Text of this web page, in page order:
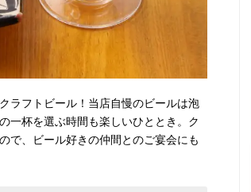
ラフトビール！当店自慢のビールは泡
一杯を選ぶ時間も楽しいひととき。ク
で、ビール好きの仲間とのご宴会にも